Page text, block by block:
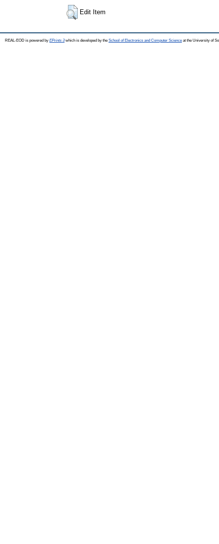
Edit Item
REAL-EOD is powered by EPrints 3which is developed by the School of Electronics and Computer Science at the University of